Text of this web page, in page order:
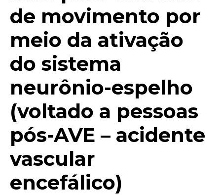
de movimento por
meio da ativação
do sistema
neurônio-espelho
(voltado a pessoas
pós-AVE – acidente
vascular
encefálico)